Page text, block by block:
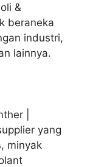
&
beraneka
industri,
lainnya.
|
yang
minyak